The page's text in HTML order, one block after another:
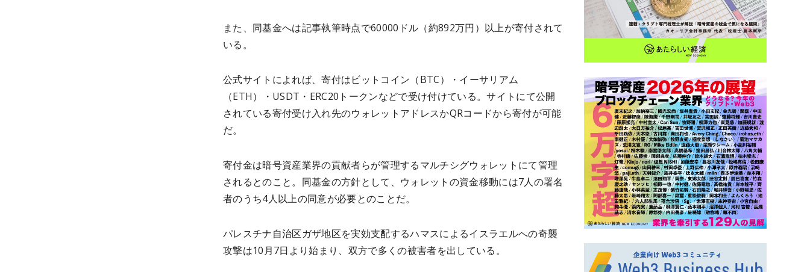
また、同基金へは記事執筆時点で60000ドル（約892万円）以上が寄付されて
いる。
公式サイトによれば、寄付はビットコイン（BTC）・イーサリアム
（ETH）・USDT・ERC20トークンなどで受け付けている。サイトにて公開
されている寄付受け入れ先のウォレットアドレスかQRコードから寄付が可能
だ。
寄付金は暗号資産業界の貢献者らが管理するマルチシグウォレットにて管理
されるとのこと。同基金の方針として、ウォレットの資金移動には7人の署名
者のうち4人以上の同意が必要とのことだ。
パレスチナ自治区ガザ地区を実効支配するハマスによるイスラエルへの奇襲
攻撃は10月7日より始まり、双方で多くの被害者を出している。